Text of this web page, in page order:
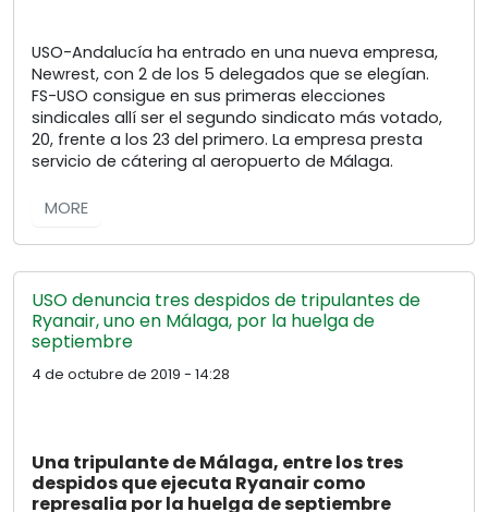
USO-Andalucía ha entrado en una nueva empresa,
Newrest, con 2 de los 5 delegados que se elegían.
FS-USO consigue en sus primeras elecciones
sindicales allí ser el segundo sindicato más votado,
20, frente a los 23 del primero. La empresa presta
servicio de cátering al aeropuerto de Málaga.
MORE
USO denuncia tres despidos de tripulantes de
Ryanair, uno en Málaga, por la huelga de
septiembre
4 de octubre de 2019 - 14:28
Una tripulante de Málaga, entre los tres
despidos que ejecuta Ryanair como
represalia por la huelga de septiembre